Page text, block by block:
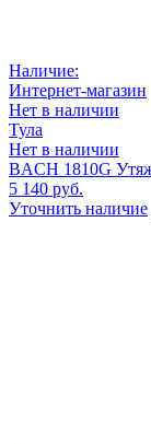
Наличие:
Интернет-магазин
Нет в наличии
Тула
Нет в наличии
BACH 1810G
5 140 руб.
Уточнить наличие